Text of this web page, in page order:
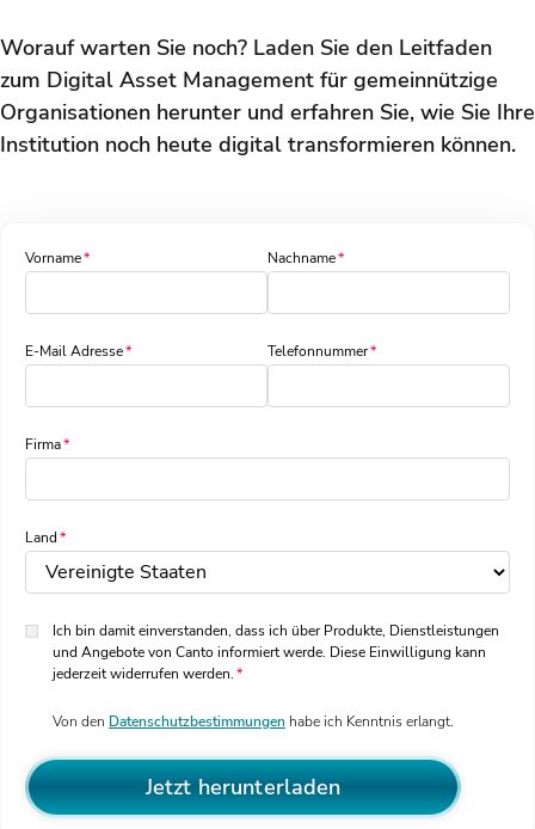
Worauf warten Sie noch? Laden Sie den Leitfaden
zum Digital Asset Management für gemeinnützige
Organisationen herunter und erfahren Sie, wie Sie Ihre
Institution noch heute digital transformieren können.
Vorname Nachname
E-Mail Adresse Telefonnummer
Firma
Land
Ich bin damit einverstanden, dass ich über Produkte, Dienstleistungen
und Angebote von Canto informiert werde. Diese Einwilligung kann
jederzeit widerrufen werden.
Von den Datenschutzbestimmungen habe ich Kenntnis erlangt.
Jetzt herunterladen